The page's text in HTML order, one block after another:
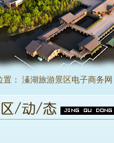
置： 溱湖旅游景区电子商务网